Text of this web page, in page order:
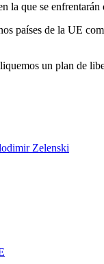
la que se
países de la UE
un plan de
Zelenski